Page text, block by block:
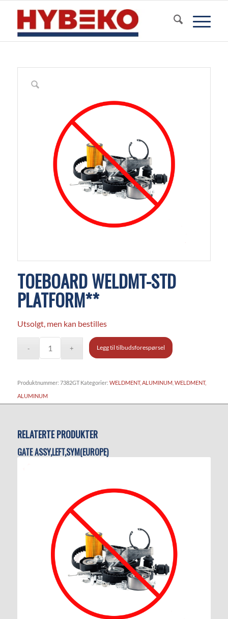
TOEBOARD WELDMT-STD
PLATFORM**
Utsolgt, men kan bestilles
Legg til tilbudsforespørsel
Produktnummer: 7382GT Kategorier: WELDMENT, ALUMINUM, WELDMENT,
ALUMINUM
RELATERTE PRODUKTER
GATE ASSY,LEFT,SYM(EUROPE)